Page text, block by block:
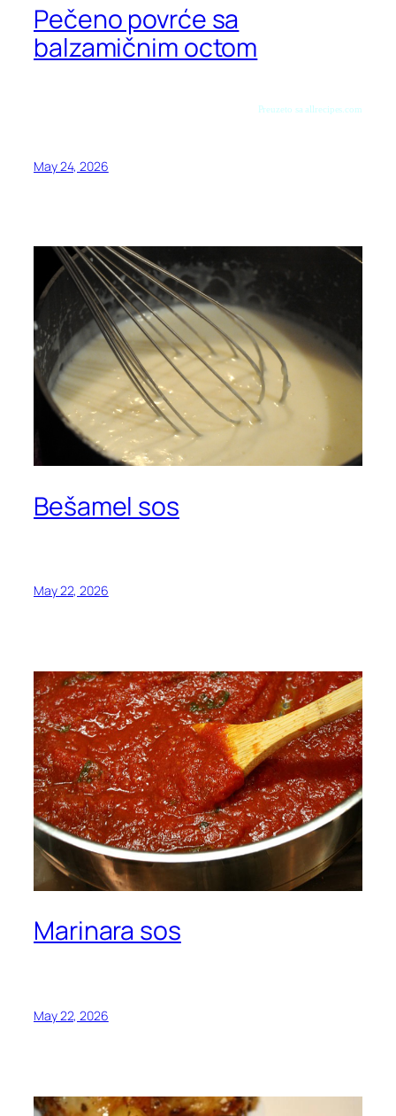
Pečeno povrće sa
balzamičnim octom
Preuzeto sa allrecipes.com
May 24, 2026
Bešamel sos
May 22, 2026
Marinara sos
May 22, 2026